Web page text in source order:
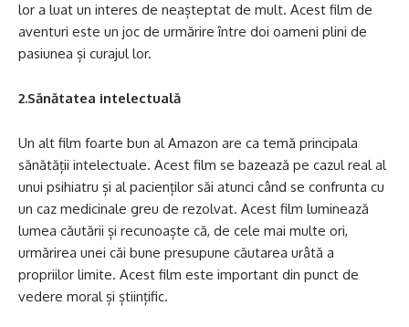
lor a luat un interes de neașteptat de mult. Acest film de
aventuri este un joc de urmărire între doi oameni plini de
pasiunea și curajul lor.
2.Sănătatea intelectuală
Un alt film foarte bun al Amazon are ca temă principala
sănătății intelectuale. Acest film se bazează pe cazul real al
unui psihiatru și al pacienților săi atunci când se confrunta cu
un caz medicinale greu de rezolvat. Acest film luminează
lumea căutării și recunoaște că, de cele mai multe ori,
urmărirea unei căi bune presupune căutarea urâtă a
propriilor limite. Acest film este important din punct de
vedere moral și științific.